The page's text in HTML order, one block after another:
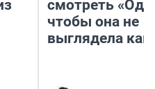
смотреть
чтобы она не
выглядела как